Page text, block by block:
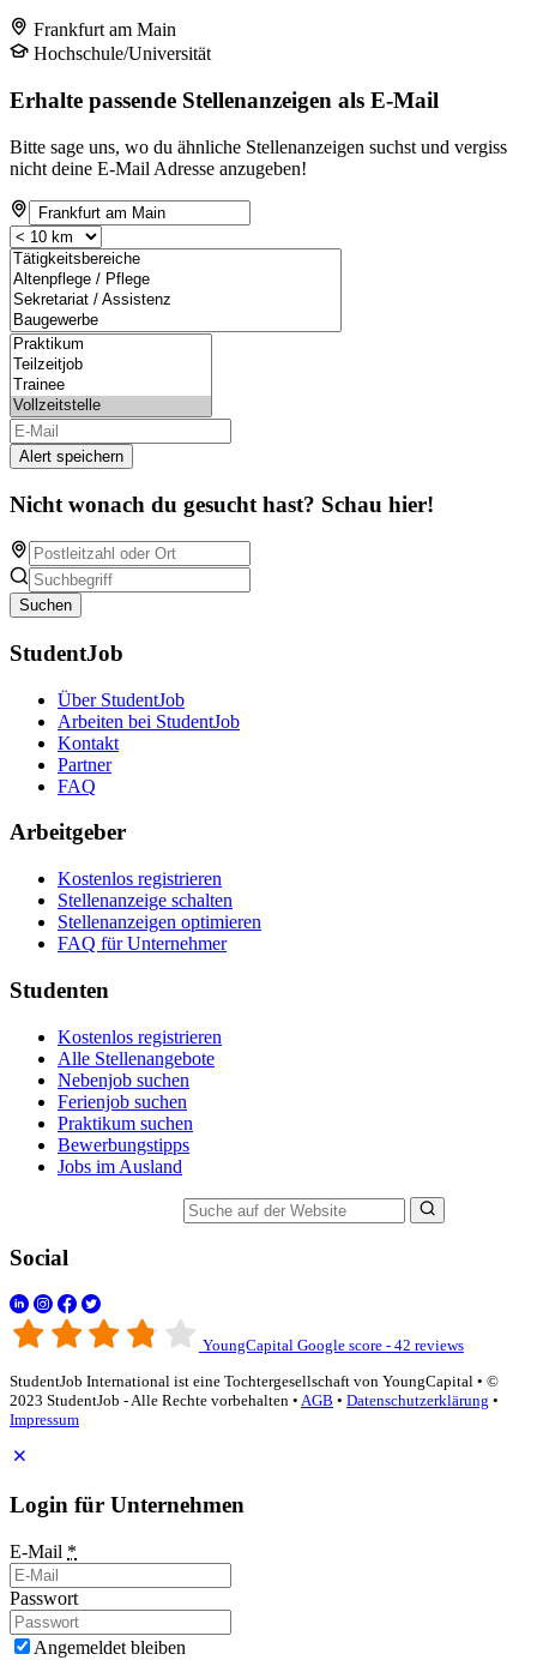
Frankfurt am Main
Hochschule/Universität
Erhalte passende Stellenanzeigen als E-Mail
Bitte sage uns, wo du ähnliche Stellenanzeigen suchst und vergiss
nicht deine E-Mail Adresse anzugeben!
Alert speichern
Nicht wonach du gesucht hast? Schau hier!
Suchen
StudentJob
Über StudentJob
Arbeiten bei StudentJob
Kontakt
Partner
FAQ
Arbeitgeber
Kostenlos registrieren
Stellenanzeige schalten
Stellenanzeigen optimieren
FAQ für Unternehmer
Studenten
Kostenlos registrieren
Alle Stellenangebote
Nebenjob suchen
Ferienjob suchen
Praktikum suchen
Bewerbungstipps
Jobs im Ausland
Social
YoungCapital Google score - 42 reviews
StudentJob International ist eine Tochtergesellschaft von YoungCapital • ©
2023 StudentJob - Alle Rechte vorbehalten • AGB • Datenschutzerklärung •
Impressum
Login für Unternehmen
E-Mail *
Passwort
Angemeldet bleiben